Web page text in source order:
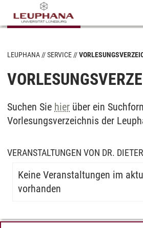
LEUPHANA SERVICE
Suchen Sie hier über ein
Vorlesungsverzeichnis der
VERANSTALTUNGEN VON DR.
Keine Veranstaltungen im
vorhanden